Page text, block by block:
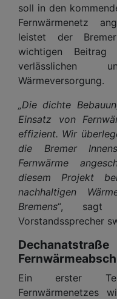
soll in den
Fernwärmenetz
leistet der Bremer
wichtigen
verlässlichen
Wärmeversorgung.
„Die dichte
Einsatz von
effizient. Wir
die Bremer
Fernwärme
diesem Projekt
nachhaltigen
Bremens“, sagt
Vorstandssprecher
Ein erster
Fernwärmenetzes